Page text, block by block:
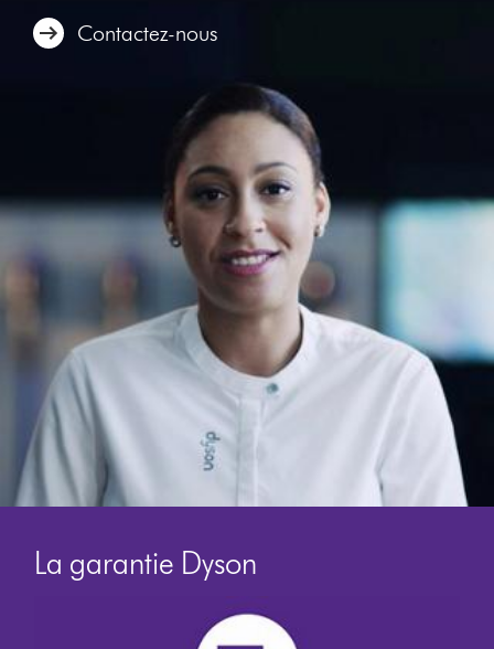
Contactez-nous
La garantie Dyson